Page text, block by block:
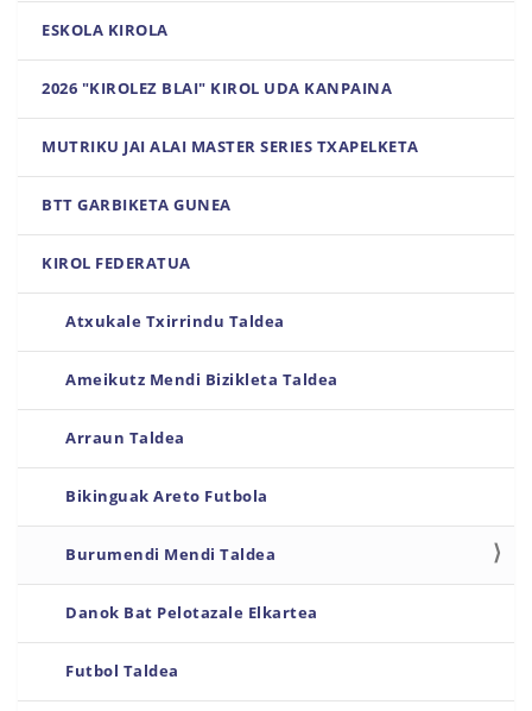
ESKOLA KIROLA
2026 "KIROLEZ BLAI" KIROL UDA KANPAINA
MUTRIKU JAI ALAI MASTER SERIES TXAPELKETA
BTT GARBIKETA GUNEA
KIROL FEDERATUA
Atxukale Txirrindu Taldea
Ameikutz Mendi Bizikleta Taldea
Arraun Taldea
Bikinguak Areto Futbola
Burumendi Mendi Taldea
Danok Bat Pelotazale Elkartea
Futbol Taldea